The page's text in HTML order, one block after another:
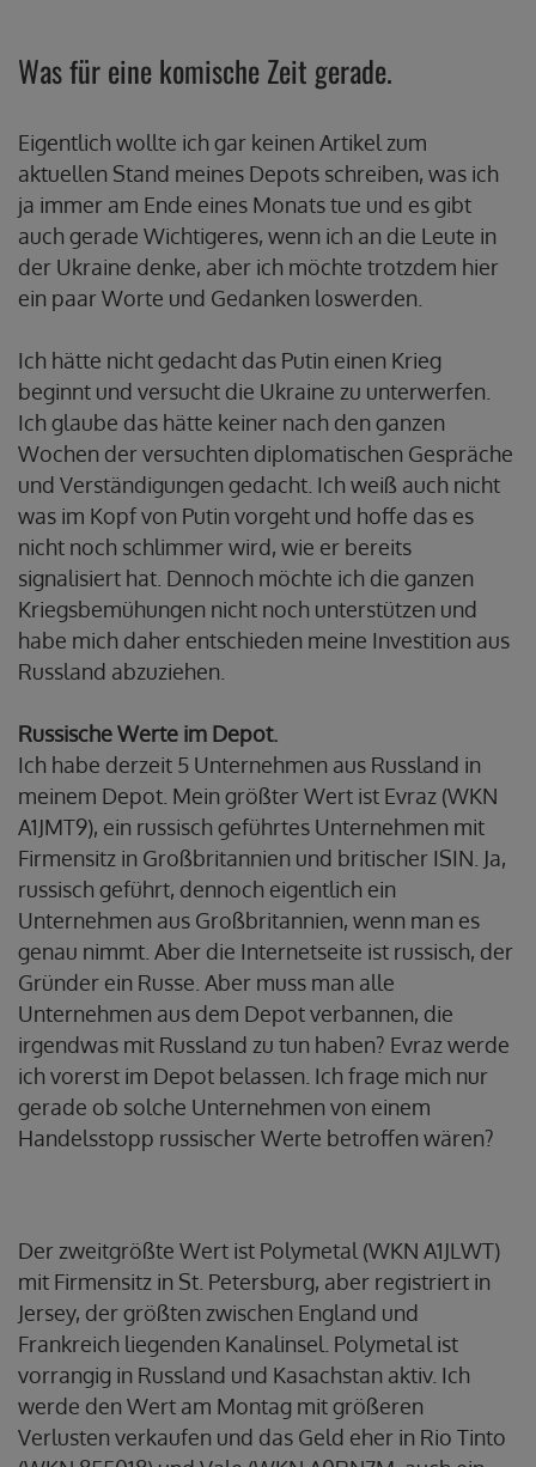
Was für eine komische Zeit gerade.
Eigentlich wollte ich gar keinen Artikel zum
aktuellen Stand meines Depots schreiben, was ich
ja immer am Ende eines Monats tue und es gibt
auch gerade Wichtigeres, wenn ich an die Leute in
der Ukraine denke, aber ich möchte trotzdem hier
ein paar Worte und Gedanken loswerden.
Ich hätte nicht gedacht das Putin einen Krieg
beginnt und versucht die Ukraine zu unterwerfen.
Ich glaube das hätte keiner nach den ganzen
Wochen der versuchten diplomatischen Gespräche
und Verständigungen gedacht. Ich weiß auch nicht
was im Kopf von Putin vorgeht und hoffe das es
nicht noch schlimmer wird, wie er bereits
signalisiert hat. Dennoch möchte ich die ganzen
Kriegsbemühungen nicht noch unterstützen und
habe mich daher entschieden meine Investition aus
Russland abzuziehen.
Russische Werte im Depot.
Ich habe derzeit 5 Unternehmen aus Russland in
meinem Depot. Mein größter Wert ist Evraz (WKN
A1JMT9), ein russisch geführtes Unternehmen mit
Firmensitz in Großbritannien und britischer ISIN. Ja,
russisch geführt, dennoch eigentlich ein
Unternehmen aus Großbritannien, wenn man es
genau nimmt. Aber die Internetseite ist russisch, der
Gründer ein Russe. Aber muss man alle
Unternehmen aus dem Depot verbannen, die
irgendwas mit Russland zu tun haben? Evraz werde
ich vorerst im Depot belassen. Ich frage mich nur
gerade ob solche Unternehmen von einem
Handelsstopp russischer Werte betroffen wären?
Der zweitgrößte Wert ist Polymetal (WKN A1JLWT)
mit Firmensitz in St. Petersburg, aber registriert in
Jersey, der größten zwischen England und
Frankreich liegenden Kanalinsel. Polymetal ist
vorrangig in Russland und Kasachstan aktiv. Ich
werde den Wert am Montag mit größeren
Verlusten verkaufen und das Geld eher in Rio Tinto